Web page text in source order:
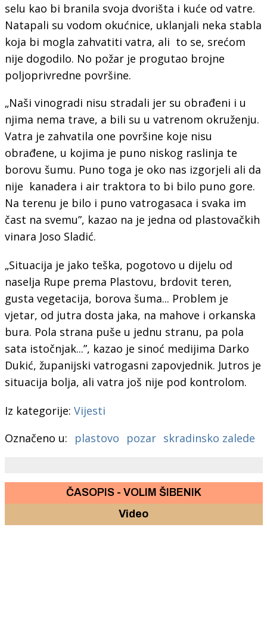
selu kao bi branila svoja dvorišta i kuće od vatre.
Natapali su vodom okućnice, uklanjali neka stabla
koja bi mogla zahvatiti vatra, ali to se, srećom
nije dogodilo. No požar je progutao brojne
poljoprivredne površine.
„Naši vinogradi nisu stradali jer su obrađeni i u
njima nema trave, a bili su u vatrenom okruženju.
Vatra je zahvatila one površine koje nisu
obrađene, u kojima je puno niskog raslinja te
borovu šumu. Puno toga je oko nas izgorjeli ali da
nije kanadera i air traktora to bi bilo puno gore.
Na terenu je bilo i puno vatrogasaca i svaka im
čast na svemu”, kazao na je jedna od plastovačkih
vinara Joso Sladić.
„Situacija je jako teška, pogotovo u dijelu od
naselja Rupe prema Plastovu, brdovit teren,
gusta vegetacija, borova šuma... Problem je
vjetar, od jutra dosta jaka, na mahove i orkanska
bura. Pola strana puše u jednu stranu, pa pola
sata istočnjak...”, kazao je sinoć medijima Darko
Dukić, županijski vatrogasni zapovjednik. Jutros je
situacija bolja, ali vatra još nije pod kontrolom.
Iz kategorije: Vijesti
Označeno u:
plastovo pozar skradinsko zalede
ČASOPIS - VOLIM ŠIBENIK
Video